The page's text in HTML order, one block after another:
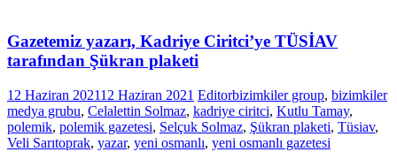
Gazetemiz yazarı, Kadriye Ciritci’ye TÜSİAV
tarafından Şükran plaketi
12 Haziran 202112 Haziran 2021 Editorbizimkiler group, bizimkiler
medya grubu, Celalettin Solmaz, kadriye ciritci, Kutlu Tamay,
polemik, polemik gazetesi, Selçuk Solmaz, Şükran plaketi, Tüsiav,
Veli Sarıtoprak, yazar, yeni osmanlı, yeni osmanlı gazetesi